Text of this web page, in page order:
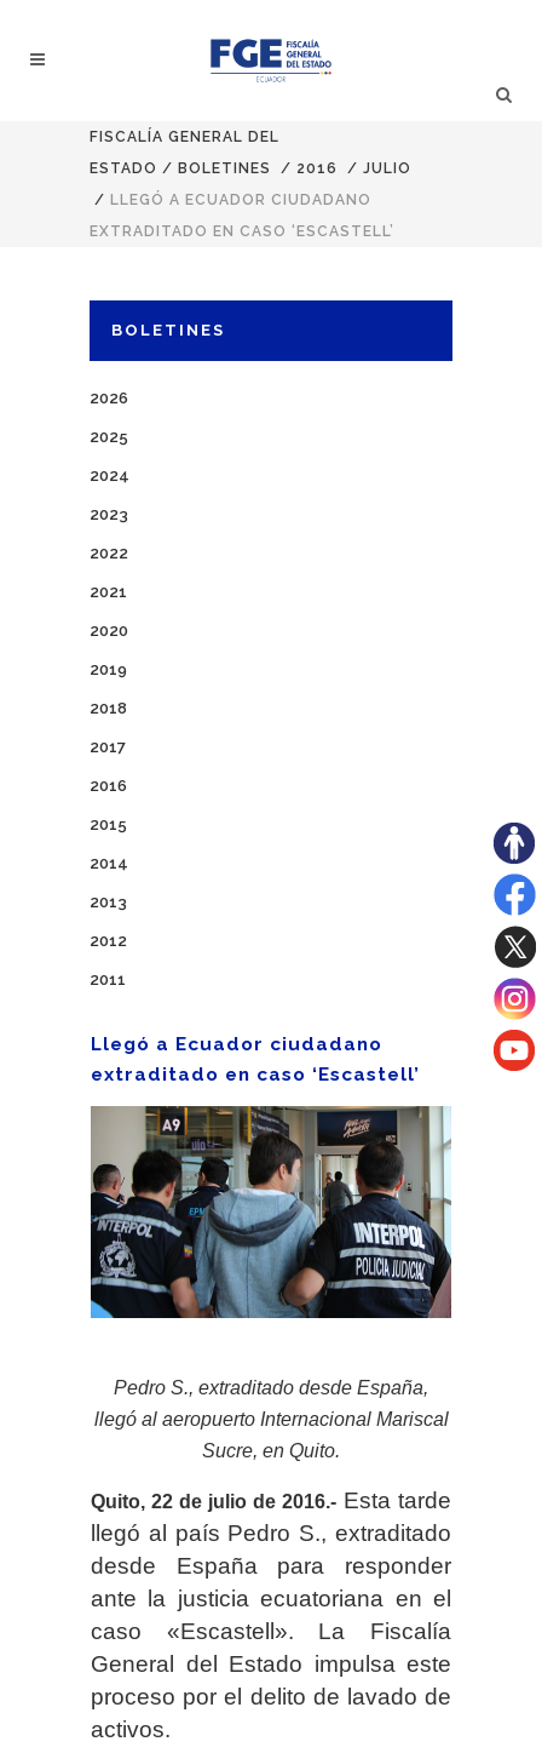
FISCALÍA GENERAL DEL
ESTADO / BOLETINES / 2016 / JULIO
/ LLEGÓ A ECUADOR CIUDADANO
EXTRADITADO EN CASO ‘ESCASTELL’
BOLETINES
2026
2025
2024
2023
2022
2021
2020
2019
2018
2017
2016
2015
2014
2013
2012
2011
Llegó a Ecuador ciudadano
extraditado en caso ‘Escastell’
Pedro S., extraditado desde España,
llegó al aeropuerto Internacional Mariscal
Sucre, en Quito.
Quito, 22 de julio de 2016.- Esta tarde
llegó al país Pedro S., extraditado
desde España para responder
ante la justicia ecuatoriana en el
caso «Escastell». La Fiscalía
General del Estado impulsa este
proceso por el delito de lavado de
activos.